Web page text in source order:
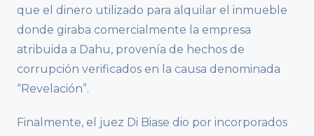
que el dinero utilizado para alquilar el inmueble
donde giraba comercialmente la empresa
atribuida a Dahu, provenía de hechos de
corrupción verificados en la causa denominada
“Revelación”.
Finalmente, el juez Di Biase dio por incorporados